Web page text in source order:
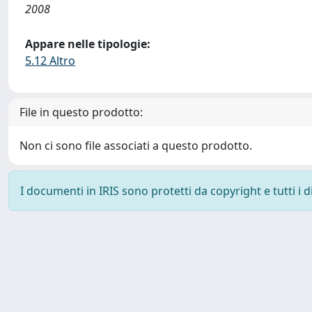
2008
Appare nelle tipologie:
5.12 Altro
File in questo prodotto:
Non ci sono file associati a questo prodotto.
I documenti in IRIS sono protetti da copyright e tutti i